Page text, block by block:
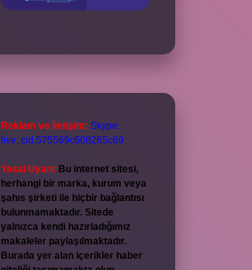
Reklam ve İletişim: Skype:
live:.cid.575569c608265c69
Yasal Uyarı: Bu internet sitesi,
herhangi bir marka, kurum veya
şahıs şirketi ile hiçbir bağlantısı
bulunmamaktadır. Sitede
yalnızca kendi hazırladığımız
makaleler paylaşılmaktadır.
Burada yer alan içerikler haber